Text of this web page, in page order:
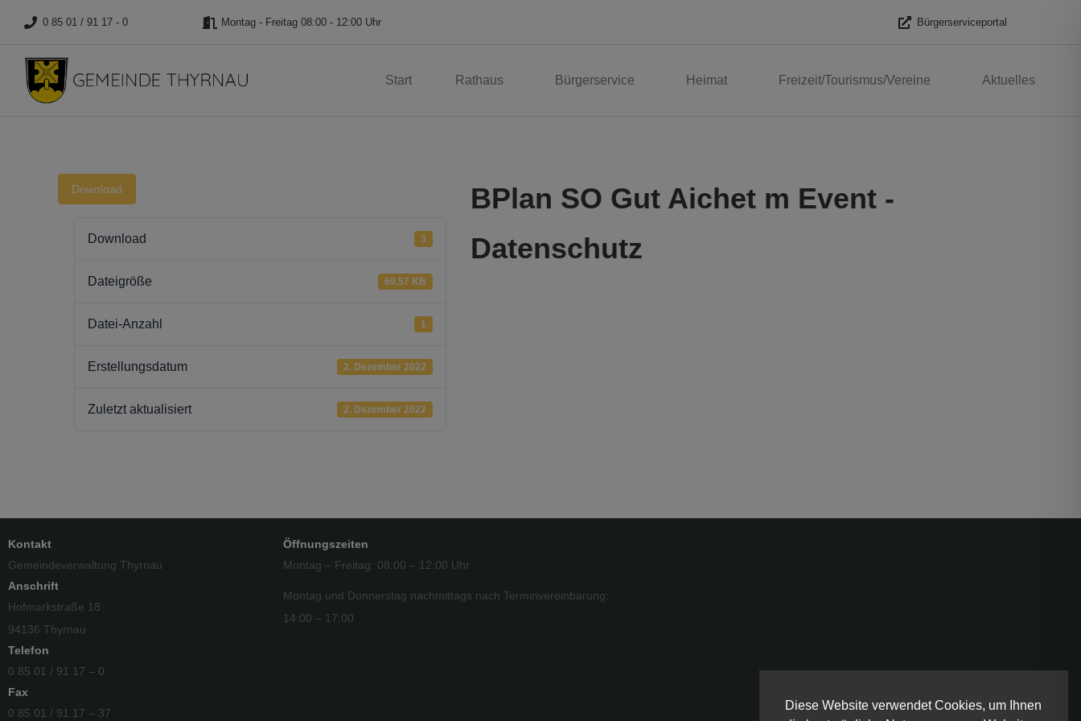
0 85 01 / 91 17 - 0 Montag - Freitag 08:00 - 12:00 Uhr Bürgerserviceportal
Start Rathaus Bürgerservice Heimat Freizeit/Tourismus/Vereine Aktuelles
Download
Download 3
Dateigröße 69.57 KB
Datei-Anzahl 1
Erstellungsdatum 2. Dezember 2022
Zuletzt aktualisiert 2. Dezember 2022
BPlan SO Gut Aichet m Event -
Datenschutz
Kontakt
Gemeindeverwaltung Thyrnau
Anschrift
Hofmarkstraße 18
94136 Thyrnau
Telefon
0 85 01 / 91 17 – 0
Fax
0 85 01 / 91 17 – 37
Öffnungszeiten
Montag – Freitag: 08:00 – 12:00 Uhr
Montag und Donnerstag nachmittags nach Terminvereinbarung:
14:00 – 17:00
Diese Website verwendet Cookies, um Ihnen